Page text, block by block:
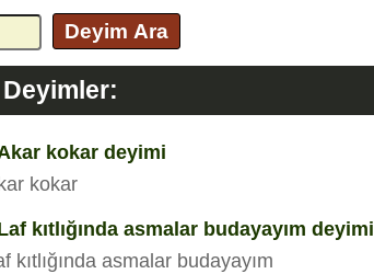
Deyim Ara
kokar deyimi
kokar
kıtlığında asmalar budayayım deyimi
kıtlığında asmalar budayayım